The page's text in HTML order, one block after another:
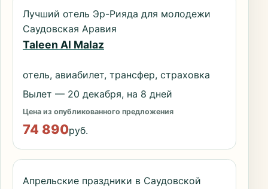
Лучший отель Эр-Рияда для молодежи
Саудовская Аравия
Taleen Al Malaz
отель, авиабилет, трансфер, страховка
Вылет — 20 декабря, на 8 дней
Цена из опубликованного предложения
74 890руб.
Апрельские праздники в Саудовской